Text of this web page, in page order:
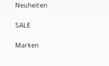
Neuheiten
SALE
Marken